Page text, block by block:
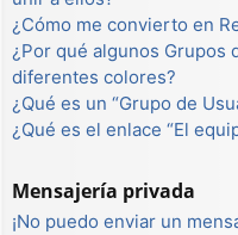
¿Cómo me convierto en
¿Por qué algunos Grupos
diferentes colores?
¿Qué es un “Grupo de
¿Qué es el enlace “El
Mensajería privada
¡No puedo enviar un